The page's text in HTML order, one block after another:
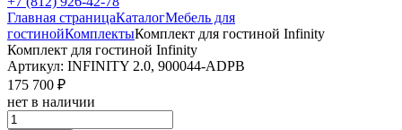
Главная страницаКаталогМебель для
гостинойКомплектыКомплект для гостиной Infinity
Комплект для гостиной Infinity
Артикул: INFINITY 2.0, 900044-ADPB
175 700 ₽
нет в наличии